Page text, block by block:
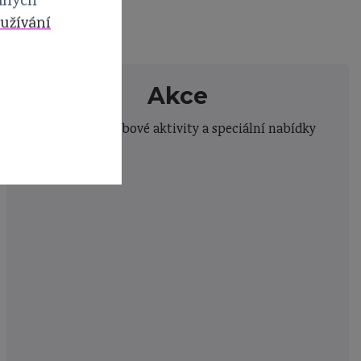
Akce
Semináře, klubové aktivity a speciální nabídky